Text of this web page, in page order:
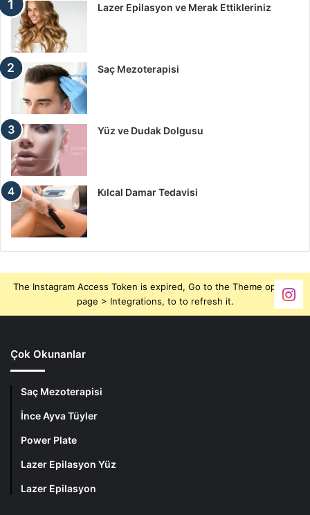
Lazer Epilasyon ve Merak Ettikleriniz
Saç Mezoterapisi
Yüz ve Dudak Dolgusu
Kılcal Damar Tedavisi
The Instagram Access Token is expired, Go to the Theme options
page > Integrations, to to refresh it.
Çok Okunanlar
Saç Mezoterapisi
İnce Ayva Tüyler
Power Plate
Lazer Epilasyon Yüz
Lazer Epilasyon